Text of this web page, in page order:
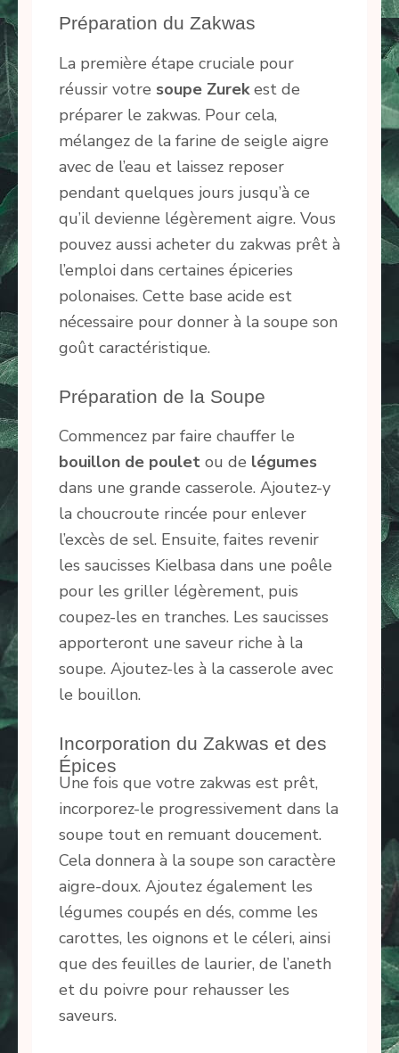
Préparation du Zakwas
La première étape cruciale pour
réussir votre soupe Zurekest de
préparer le zakwas. Pour cela,
mélangez de la farine de seigle aigre
avec de l’eau et laissez reposer
pendant quelques jours jusqu’à ce
qu’il devienne légèrement aigre. Vous
pouvez aussi acheter du zakwas prêt à
l’emploi dans certaines épiceries
polonaises. Cette base acide est
nécessaire pour donner à la soupe son
goût caractéristique.
Préparation de la Soupe
Commencez par faire chauffer le
bouillon de poulet ou de légumes
dans une grande casserole. Ajoutez-y
la choucroute rincée pour enlever
l’excès de sel. Ensuite, faites revenir
les saucisses Kielbasa dans une poêle
pour les griller légèrement, puis
coupez-les en tranches. Les saucisses
apporteront une saveur riche à la
soupe. Ajoutez-les à la casserole avec
le bouillon.
Incorporation du Zakwas et des
Épices
Une fois que votre zakwas est prêt,
incorporez-le progressivement dans la
soupe tout en remuant doucement.
Cela donnera à la soupe son caractère
aigre-doux. Ajoutez également les
légumes coupés en dés, comme les
carottes, les oignons et le céleri, ainsi
que des feuilles de laurier, de l’aneth
et du poivre pour rehausser les
saveurs.